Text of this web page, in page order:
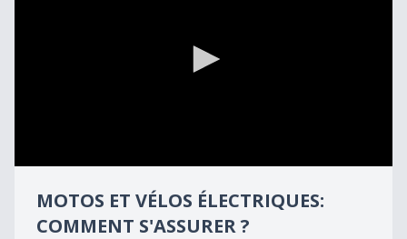
minutes,
MOTOS ET VÉLOS ÉLECTRIQUES:
COMMENT S'ASSURER ?